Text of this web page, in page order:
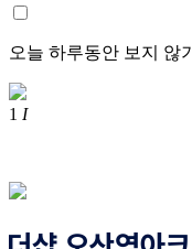
오늘 하루동안 보지 않기
1 I